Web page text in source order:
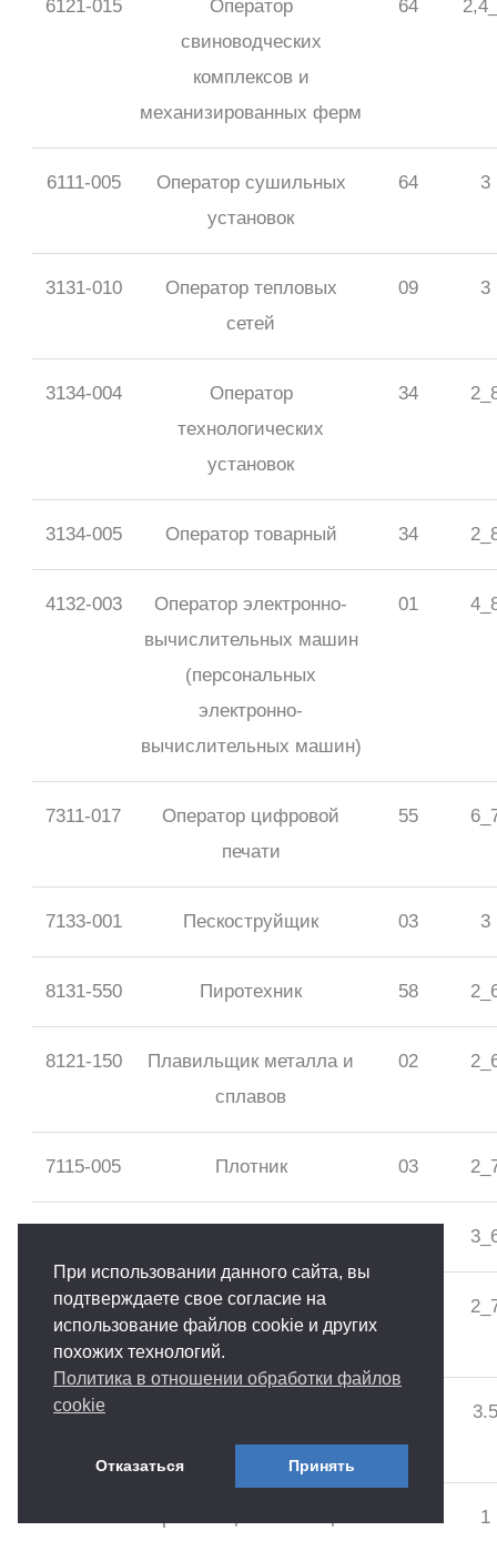
6121-015
Оператор
свиноводческих
комплексов и
механизированных ферм
64
6111-005
Оператор сушильных
установок
64 3
3131-010
Оператор тепловых
сетей
09 3
3134-004
Оператор
технологических
установок
34
3134-005 Оператор товарный 34
4132-003
Оператор электронно-
вычислительных машин
(персональных
электронно-
вычислительных машин)
01
7311-017
Оператор цифровой
печати
55
7133-001 Пескоструйщик 03 3
8131-550 Пиротехник 58
8121-150
Плавильщик металла и
сплавов
02
7115-005 Плотник 03
8141-067
Прессовщик-
вулканизаторщик
8189-039
сырья
3.5
1
При использовании данного сайта, вы
подтверждаете свое согласие на
использование файлов cookie и других
похожих технологий.
Политика в отношении обработки файлов
cookie
Отказаться Принять